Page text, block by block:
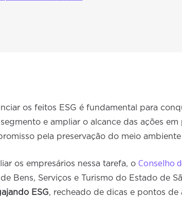
os feitos ESG é fundamental para
e ampliar o alcance das ações
pela preservação do meio
os empresários nessa tarefa, o Conselho
Bens, Serviços e Turismo do Estado de
ESG, recheado de dicas e pontos